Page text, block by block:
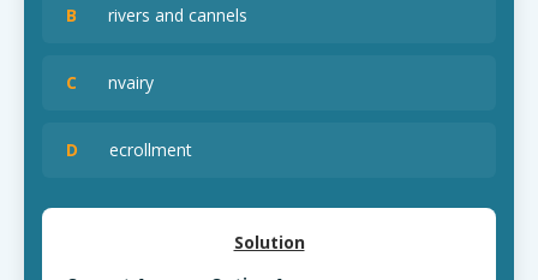
B rivers and cannels
C nvairy
D ecrollment
Solution